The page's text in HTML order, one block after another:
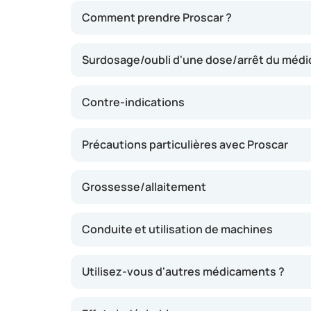
l'hormone dihydrotestostérone (DHT) dans
faciliter la miction et diminuer la fréquence
immédiatement et n'est pas destiné à
Comment prendre Proscar ?
Surdosage/oubli d'une dose/arrêt du
Contre-indications
Précautions particulières avec Proscar
Grossesse/allaitement
Conduite et utilisation de machines
Utilisez-vous d'autres médicaments ?